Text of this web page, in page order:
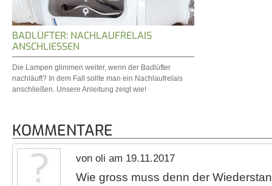
BADLÜFTER: NACHLAUFRELAIS
ANSCHLIESSEN
Die Lampen glimmen weiter, wenn der Badlüfter
nachläuft? In dem Fall sollte man ein Nachlaufrelais
anschließen. Unsere Anleitung zeigt wie!
KOMMENTARE
von oli am 19.11.2017
Wie gross muss denn der